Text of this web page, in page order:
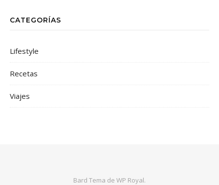
CATEGORÍAS
Lifestyle
Recetas
Viajes
Bard Tema de WP Royal.